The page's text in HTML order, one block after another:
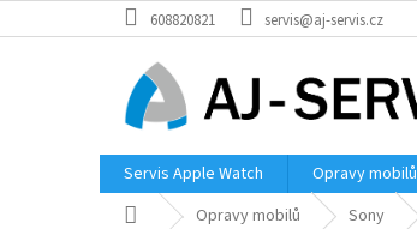
na
608820821 servis@aj-servis.cz
Servis Apple Watch Opravy mobilů
Domů Opravy mobilů Sony